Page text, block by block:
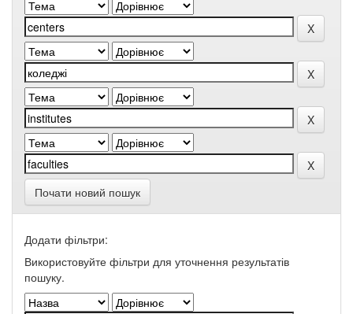
Почати новий пошук
Додати фільтри:
Використовуйте фільтри для уточнення результатів
пошуку.